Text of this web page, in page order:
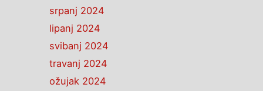
srpanj 2024
lipanj 2024
svibanj 2024
travanj 2024
ožujak 2024